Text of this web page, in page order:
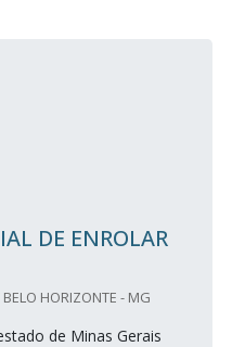
DE ENROLAR
HORIZONTE - MG
de Minas Gerais